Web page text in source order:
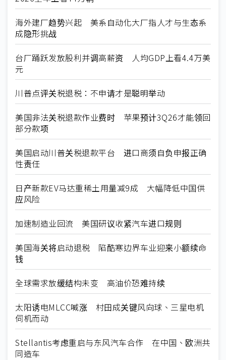
海外建厂趋势兴起 美系自动化大厂指人才与生态系
成隐形挑战
台厂踊跃发放股利并调高薪资 人均GDP上看4.4万美
元
川普点评关税退税：不申请才是聪明举动
美国非法关税退款作业费时 苹果预计3Q26才能领回
部分款项
美国启动川普关税退款平台 进口商须自负申报正确
性责任
日产新款EV马达重稀土用量减9成 大幅降低中国供
应风险
加速制造业回流 美国研议收紧汽车进口规则
美国海关将启动退税 陷酷寒边界车业迎来小额续命
钱
全球需求放缓结构未变 高油价恐难持续
太阳诱电MLCC喊涨 村田成关键风向球、三星电机
伺机而动
Stellantis考虑重启与东风汽车合作 在中国、欧洲共
同造车